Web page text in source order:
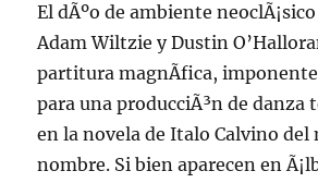
El dÃºo de ambiente
Adam Wiltzie y Dustin
partitura magnÃ­fica,
para una producciÃ³n de danza
en la novela de Italo Calvino del
nombre. Si bien aparecen en